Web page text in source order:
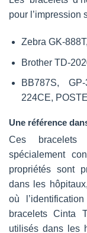
pour l’impression
Zebra GK-
Brother TD-
BB787S,
224CE,
Une référence
Ces bracelets
spécialement
propriétés sont
dans les
où
bracelets Cinta
utilisés dans les